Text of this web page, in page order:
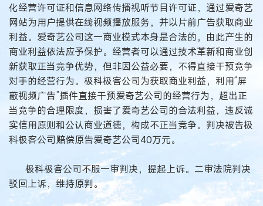
化经营许可证和信息网络传播视听节目许可证，通过爱奇艺
网站为用户提供在线视频播放服务，并以片前广告获取商业
利益。爱奇艺公司这一商业模式本身是合法的，由此产生的
商业利益依法应予保护。经营者可以通过技术革新和商业创
新获取正当竞争优势，但非因公益必要，不得直接干预竞争
对手的经营行为。极科极客公司为获取商业利益，利用“屏
蔽视频广告”插件直接干预爱奇艺公司的经营行为，超出正
当竞争的合理限度，损害了爱奇艺公司的合法利益，违反诚
实信用原则和公认商业道德，构成不正当竞争。判决被告极
科极客公司赔偿原告爱奇艺公司40万元。
极科极客公司不服一审判决，提起上诉。二审法院判决
驳回上诉，维持原判。